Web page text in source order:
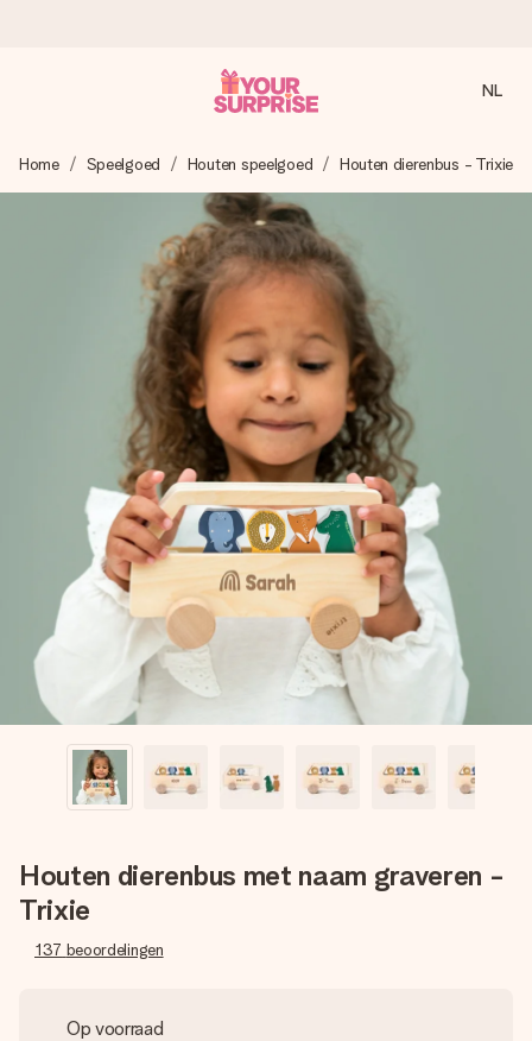
We maken jouw cadeau met zorg en zorgen dat het
razendsnel onderweg is - zodat jij kunt geven op precies
het juiste moment, wanneer het het meeste betekent.
4,8 (gebaseerd op +8.000 reviews)
Onze cadeaus worden gewaardeerd. Klanten beoordelen
ons met een 4,7 op Google Reviews
Gratis wenskaartje
Je maakt in een paar stappen iets unieks – met haar naam,
jullie foto of een boodschap die raakt. Zonder gedoe, maar
met alle aandacht voor het moment.
NL
Home Speelgoed Houten speelgoed Houten dierenbus - Trixie
Houten dierenbus met naam graveren -
Trixie
137 beoordelingen
Op voorraad